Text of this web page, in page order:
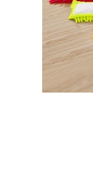
Idraulica
Vernici
Sist. Irrigazione
Bongioanni